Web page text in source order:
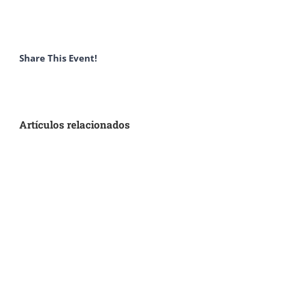
Share This Event!
Artículos relacionados